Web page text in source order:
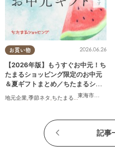
お買い物
東海市大府市
2026.06.26
【2026年版】もうすぐお中元！ち
たまるショッピング限定のお中元
＆夏ギフトまとめ／ちたまるショ
ッピング
地元企業,季節ネタ ,ちたまるショッピング
記事